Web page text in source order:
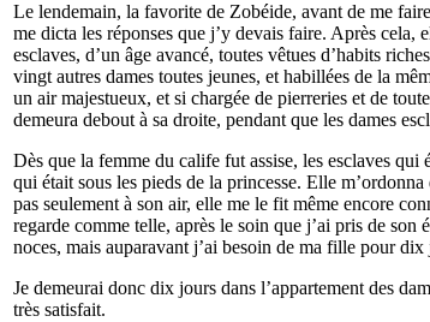
Le lendemain, la favorite de Zobéide, avant de me
me dicta les réponses que j’y devais faire. Après cela,
esclaves, d’un âge avancé, toutes vêtues d’habits
vingt autres dames toutes jeunes, et habillées de la
un air majestueux, et si chargée de pierreries et de
demeura debout à sa droite, pendant que les dames
Dès que la femme du calife fut assise, les esclaves qui
qui était sous les pieds de la princesse. Elle
pas seulement à son air, elle me le fit même encore
regarde comme telle, après le soin que j’ai pris de
noces, mais auparavant j’ai besoin de ma fille pour
Je demeurai donc dix jours dans l’appartement des
très satisfait.